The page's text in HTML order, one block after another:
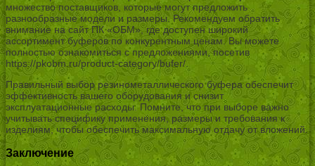
множество поставщиков, которые могут предложить
разнообразные модели и размеры. Рекомендуем обратить
внимание на сайт ПК «ОБМ», где доступен широкий
ассортимент буферов по конкурентным ценам. Вы можете
полностью ознакомиться с предложениями, посетив
https://pkobm.ru/product-category/bufer/.
Правильный выбор резинометаллического буфера обеспечит
эффективность вашего оборудования и снизит
эксплуатационные расходы. Помните, что при выборе важно
учитывать специфику применения, размеры и требования к
изделиям, чтобы обеспечить максимальную отдачу от вложений.
Заключение